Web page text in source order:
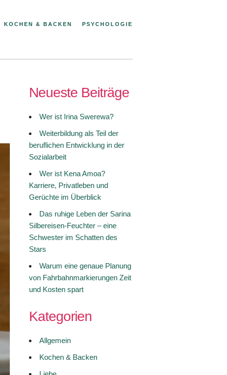
KOCHEN & BACKEN PSYCHOLOGIE
Neueste Beiträge
Wer ist Irina Swerewa?
Weiterbildung als Teil der
beruflichen Entwicklung in der
Sozialarbeit
Wer ist Kena Amoa?
Karriere, Privatleben und
Gerüchte im Überblick
Das ruhige Leben der Sarina
Silbereisen-Feuchter – eine
Schwester im Schatten des
Stars
Warum eine genaue Planung
von Fahrbahnmarkierungen Zeit
und Kosten spart
Kategorien
Allgemein
Kochen & Backen